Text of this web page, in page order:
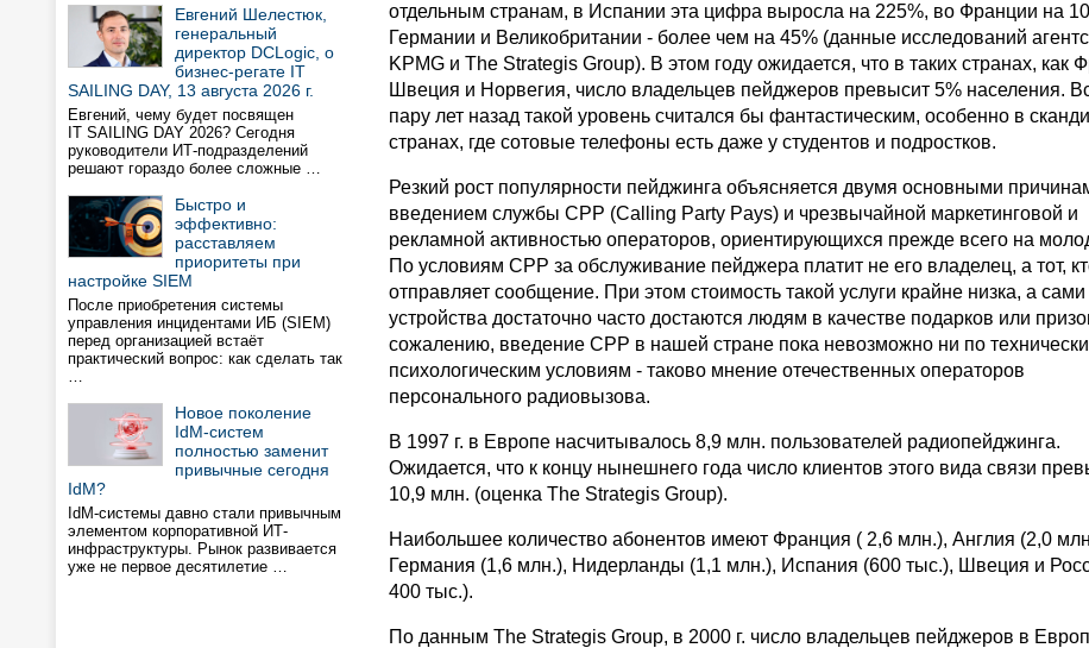
Евгений Шелестюк,
генеральный
директор DCLogic, о
бизнес-регате IT
SAILING DAY, 13 августа 2026 г.
Евгений, чему будет посвящен
IT SAILING DAY 2026? Сегодня
руководители ИТ-подразделений
решают гораздо более сложные …
Быстро и
эффективно:
расставляем
приоритеты при
настройке SIEM
После приобретения системы
управления инцидентами ИБ (SIEM)
перед организацией встаёт
практический вопрос: как сделать так
…
Новое поколение
IdM-систем
полностью заменит
привычные сегодня
IdM?
IdM-системы давно стали привычным
элементом корпоративной ИТ-
инфраструктуры. Рынок развивается
уже не первое десятилетие …
отдельным странам, в Испании эта цифра выросла на 225%, во Франции на
Германии и Великобритании - более чем на 45% (данные исследований
KPMG и The Strategis Group). В этом году ожидается, что в таких странах, как
Швеция и Норвегия, число владельцев пейджеров превысит 5% населения.
пару лет назад такой уровень считался бы фантастическим, особенно в
странах, где сотовые телефоны есть даже у студентов и подростков.
Резкий рост популярности пейджинга объясняется двумя основными
введением службы CPP (Calling Party Pays) и чрезвычайной маркетинговой и
рекламной активностью операторов, ориентирующихся прежде всего на
По условиям СРР за обслуживание пейджера платит не его владелец, а тот,
отправляет сообщение. При этом стоимость такой услуги крайне низка, а сами
устройства достаточно часто достаются людям в качестве подарков или
сожалению, введение СРР в нашей стране пока невозможно ни по
психологическим условиям - таково мнение отечественных операторов
персонального радиовызова.
В 1997 г. в Европе насчитывалось 8,9 млн. пользователей радиопейджинга.
Ожидается, что к концу нынешнего года число клиентов этого вида связи
10,9 млн. (оценка The Strategis Group).
Наибольшее количество абонентов имеют Франция ( 2,6 млн.), Англия (2,0
Германия (1,6 млн.), Нидерланды (1,1 млн.), Испания (600 тыс.), Швеция и
400 тыс.).
По данным The Strategis Group, в 2000 г. число владельцев пейджеров в